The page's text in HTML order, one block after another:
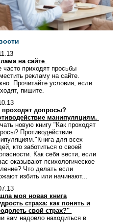
на сайте
часто приходят просьбы
рекламу на сайте.
Прочитайте условия, если
пишите.
проходят допросы?
манипуляциям.
новую книгу "Как проходят
Противодействие
для всех
кто заботиться о своей
Как себя вести, если
оказывают психологическое
Что делать если
избить или начинают...
моя новая книга
страха: как понять и
свой страх?"
вам надоело находиться в